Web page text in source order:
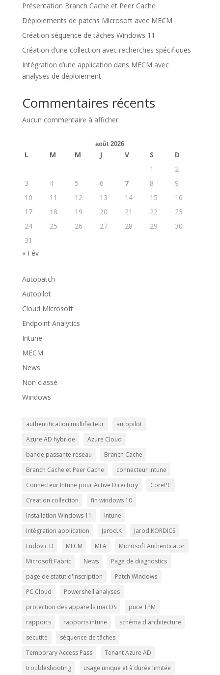
Présentation Branch Cache et Peer Cache
Déploiements de patchs Microsoft avec MECM
Création séquence de tâches Windows 11
Création d’une collection avec recherches spécifiques
Intégration d’une application dans MECM avec
analyses de déploiement
Commentaires récents
Aucun commentaire à afficher.
août 2026
L M M J V S
D
1
2
3
4 5 6 7 8
9
10
11 12 13 14 15
16
17
18 19 20 21 22
23
24
25 26 27 28 29
30
31
« Fév
Autopatch
Autopilot
Cloud Microsoft
Endpoint Analytics
Intune
MECM
News
Non classé
Windows
authentification multifacteur
autopilot
Azure AD hybride
Azure Cloud
bande passante réseau
Branch Cache
Branch Cache et Peer Cache
connecteur Intune
Connecteur Intune pour Active Directory
CorePC
Creation collection
fin windows 10
Installation Windows 11
Intune
Intégration application
Jarod.K
Jarod KORDICS
Ludovic D
MECM MFA
Microsoft Authenticator
Microsoft Fabric
News
Page de diagnostics
page de statut d'inscription
Patch Windows
PC Cloud
Powershell analyses
protection des appareils macOS
puce TPM
rapports
rapports intune
schéma d'architecture
secutité
séquence de tâches
Temporary Access Pass
Tenant Azure AD
troubleshooting
usage unique et à durée limitée